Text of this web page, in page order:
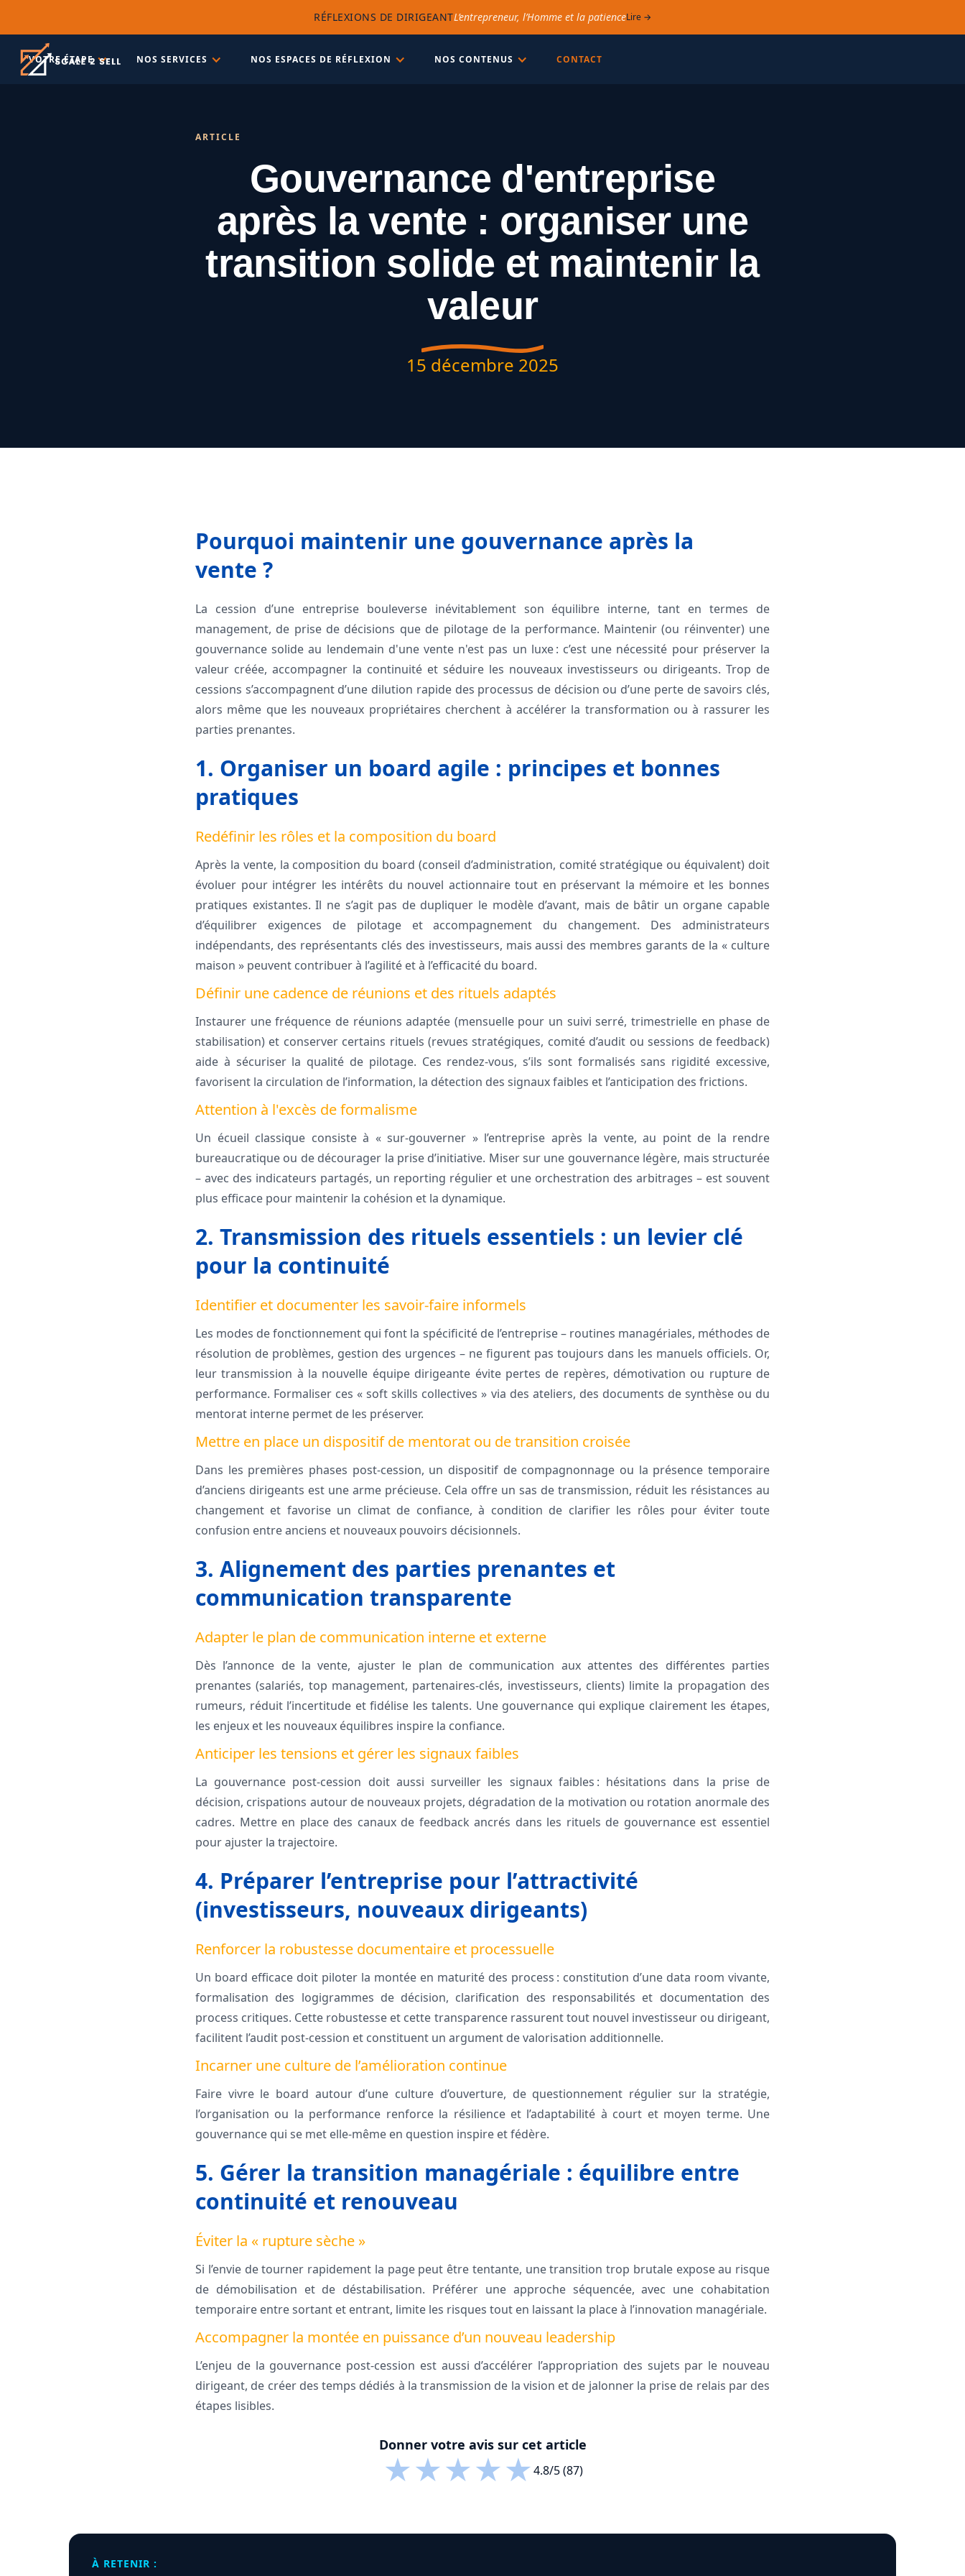
RÉFLEXIONS DE DIRIGEANTL’entrepreneur, l’Homme et la patienceLire →
VOTRE ÉTAPE NOS SERVICES NOS ESPACES DE RÉFLEXION NOS CONTENUS CONTACT
ARTICLE
Gouvernance d'entreprise
après la vente : organiser une
transition solide et maintenir la
valeur
15 décembre 2025
Pourquoi maintenir une gouvernance après la
vente ?
La cession d’une entreprise bouleverse inévitablement son équilibre interne, tant en termes de
management, de prise de décisions que de pilotage de la performance. Maintenir (ou réinventer) une
gouvernance solide au lendemain d'une vente n'est pas un luxe : c’est une nécessité pour préserver la
valeur créée, accompagner la continuité et séduire les nouveaux investisseurs ou dirigeants. Trop de
cessions s’accompagnent d’une dilution rapide des processus de décision ou d’une perte de savoirs clés,
alors même que les nouveaux propriétaires cherchent à accélérer la transformation ou à rassurer les
parties prenantes.
1. Organiser un board agile : principes et bonnes
pratiques
Redéfinir les rôles et la composition du board
Après la vente, la composition du board (conseil d’administration, comité stratégique ou équivalent) doit
évoluer pour intégrer les intérêts du nouvel actionnaire tout en préservant la mémoire et les bonnes
pratiques existantes. Il ne s’agit pas de dupliquer le modèle d’avant, mais de bâtir un organe capable
d’équilibrer exigences de pilotage et accompagnement du changement. Des administrateurs
indépendants, des représentants clés des investisseurs, mais aussi des membres garants de la « culture
maison » peuvent contribuer à l’agilité et à l’efficacité du board.
Définir une cadence de réunions et des rituels adaptés
Instaurer une fréquence de réunions adaptée (mensuelle pour un suivi serré, trimestrielle en phase de
stabilisation) et conserver certains rituels (revues stratégiques, comité d’audit ou sessions de feedback)
aide à sécuriser la qualité de pilotage. Ces rendez-vous, s’ils sont formalisés sans rigidité excessive,
favorisent la circulation de l’information, la détection des signaux faibles et l’anticipation des frictions.
Attention à l'excès de formalisme
Un écueil classique consiste à « sur-gouverner » l’entreprise après la vente, au point de la rendre
bureaucratique ou de décourager la prise d’initiative. Miser sur une gouvernance légère, mais structurée
– avec des indicateurs partagés, un reporting régulier et une orchestration des arbitrages – est souvent
plus efficace pour maintenir la cohésion et la dynamique.
2. Transmission des rituels essentiels : un levier clé
pour la continuité
Identifier et documenter les savoir-faire informels
Les modes de fonctionnement qui font la spécificité de l’entreprise – routines managériales, méthodes de
résolution de problèmes, gestion des urgences – ne figurent pas toujours dans les manuels officiels. Or,
leur transmission à la nouvelle équipe dirigeante évite pertes de repères, démotivation ou rupture de
performance. Formaliser ces « soft skills collectives » via des ateliers, des documents de synthèse ou du
mentorat interne permet de les préserver.
Mettre en place un dispositif de mentorat ou de transition croisée
Dans les premières phases post-cession, un dispositif de compagnonnage ou la présence temporaire
d’anciens dirigeants est une arme précieuse. Cela offre un sas de transmission, réduit les résistances au
changement et favorise un climat de confiance, à condition de clarifier les rôles pour éviter toute
confusion entre anciens et nouveaux pouvoirs décisionnels.
3. Alignement des parties prenantes et
communication transparente
Adapter le plan de communication interne et externe
Dès l’annonce de la vente, ajuster le plan de communication aux attentes des différentes parties
prenantes (salariés, top management, partenaires-clés, investisseurs, clients) limite la propagation des
rumeurs, réduit l’incertitude et fidélise les talents. Une gouvernance qui explique clairement les étapes,
les enjeux et les nouveaux équilibres inspire la confiance.
Anticiper les tensions et gérer les signaux faibles
La gouvernance post-cession doit aussi surveiller les signaux faibles : hésitations dans la prise de
décision, crispations autour de nouveaux projets, dégradation de la motivation ou rotation anormale des
cadres. Mettre en place des canaux de feedback ancrés dans les rituels de gouvernance est essentiel
pour ajuster la trajectoire.
4. Préparer l’entreprise pour l’attractivité
(investisseurs, nouveaux dirigeants)
Renforcer la robustesse documentaire et processuelle
Un board efficace doit piloter la montée en maturité des process : constitution d’une data room vivante,
formalisation des logigrammes de décision, clarification des responsabilités et documentation des
process critiques. Cette robustesse et cette transparence rassurent tout nouvel investisseur ou dirigeant,
facilitent l’audit post-cession et constituent un argument de valorisation additionnelle.
Incarner une culture de l’amélioration continue
Faire vivre le board autour d’une culture d’ouverture, de questionnement régulier sur la stratégie,
l’organisation ou la performance renforce la résilience et l’adaptabilité à court et moyen terme. Une
gouvernance qui se met elle-même en question inspire et fédère.
5. Gérer la transition managériale : équilibre entre
continuité et renouveau
Éviter la « rupture sèche »
Si l’envie de tourner rapidement la page peut être tentante, une transition trop brutale expose au risque
de démobilisation et de déstabilisation. Préférer une approche séquencée, avec une cohabitation
temporaire entre sortant et entrant, limite les risques tout en laissant la place à l’innovation managériale.
Accompagner la montée en puissance d’un nouveau leadership
L’enjeu de la gouvernance post-cession est aussi d’accélérer l’appropriation des sujets par le nouveau
dirigeant, de créer des temps dédiés à la transmission de la vision et de jalonner la prise de relais par des
étapes lisibles.
Donner votre avis sur cet article
★★★★★4.8/5 (87)
À RETENIR :